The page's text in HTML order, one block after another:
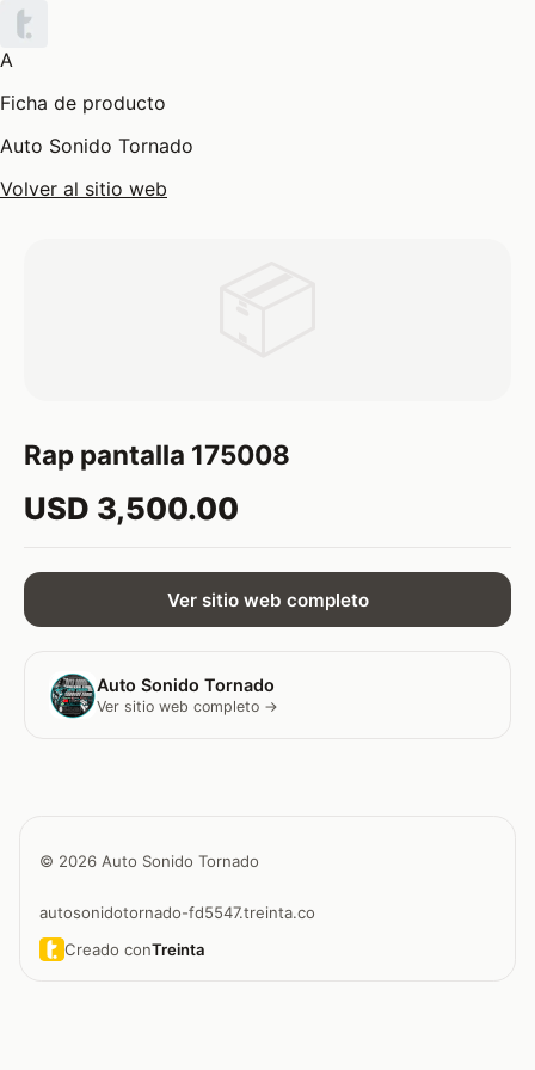
A
Ficha de producto
Auto Sonido Tornado
Volver al sitio web
Rap pantalla 175008
USD 3,500.00
Ver sitio web completo
Auto Sonido Tornado
Ver sitio web completo →
© 2026 Auto Sonido Tornado
autosonidotornado-fd5547.treinta.co
Creado conTreinta